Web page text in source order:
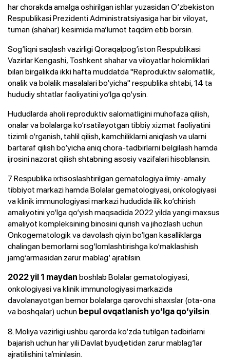
har chorakda amalga oshirilgan ishlar yuzasidan O‘zbekiston
Respublikasi Prezidenti Administratsiyasiga har bir viloyat,
tuman (shahar) kesimida ma’lumot taqdim etib borsin.
Sog‘liqni saqlash vazirligi Qoraqalpog‘iston Respublikasi
Vazirlar Kengashi, Toshkent shahar va viloyatlar hokimliklari
bilan birgalikda ikki hafta muddatda "Reproduktiv salomatlik,
onalik va bolalik masalalari bo‘yicha" respublika shtabi, 14 ta
hududiy shtatlar faoliyatini yo‘lga qo‘ysin.
Hududlarda aholi reproduktiv salomatligini muhofaza qilish,
onalar va bolalarga ko‘rsatilayotgan tibbiy xizmat faoliyatini
tizimli o‘rganish, tahlil qilish, kamchiliklarni aniqlash va ularni
bartaraf qilish bo‘yicha aniq chora-tadbirlarni belgilash hamda
ijrosini nazorat qilish shtabning asosiy vazifalari hisoblansin.
7. Respublika ixtisoslashtirilgan gematologiya ilmiy-amaliy
tibbiyot markazi hamda Bolalar gematologiyasi, onkologiyasi
va klinik immunologiyasi markazi hududida ilik ko‘chirish
amaliyotini yo‘lga qo‘yish maqsadida 2022 yilda yangi maxsus
amaliyot kompleksining binosini qurish va jihozlash uchun
Onkogematologik va davolash qiyin bo‘lgan kasalliklarga
chalingan bemorlarni sog‘lomlashtirishga ko‘maklashish
jamg‘armasidan zarur mablag‘ ajratilsin.
2022 yil 1 maydan boshlab Bolalar gematologiyasi,
onkologiyasi va klinik immunologiyasi markazida
davolanayotgan bemor bolalarga qarovchi shaxslar (ota-ona
va boshqalar) uchun bepul ovqatlanish yo‘lga qo‘yilsin.
8. Moliya vazirligi ushbu qarorda ko‘zda tutilgan tadbirlarni
bajarish uchun har yili Davlat byudjetidan zarur mablag‘lar
ajratilishini ta’minlasin.